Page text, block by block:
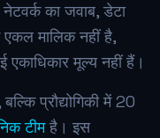
नेटवर्क का जवाब, डेटा
मालिक नहीं है,
एकाधिकार मूल्य नहीं हैं।
प्रौद्योगिकी में 20
टीमहै। इस